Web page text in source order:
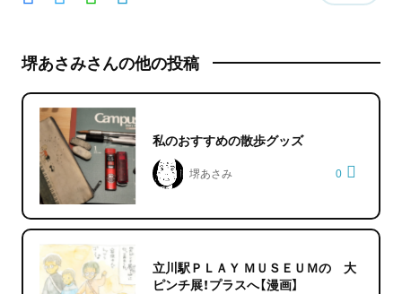
堺あさみさんの他の投稿
私のおすすめの散歩グッズ
堺あさみ 0
立川駅ＰＬＡＹ ＭＵＳＥＵＭの 大
ピンチ展！プラスへ【漫画】